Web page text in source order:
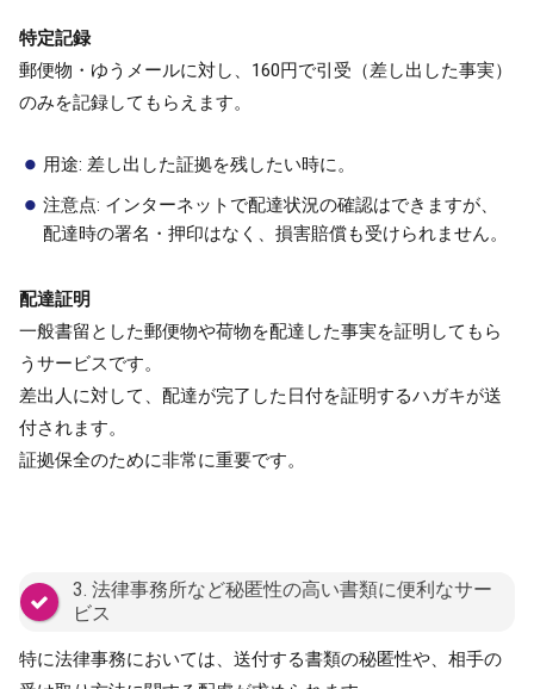
特定記録
郵便物・ゆうメールに対し、160円で引受（差し出した事実）
のみを記録してもらえます。
用途: 差し出した証拠を残したい時に。
注意点: インターネットで配達状況の確認はできますが、
配達時の署名・押印はなく、損害賠償も受けられません。
配達証明
一般書留とした郵便物や荷物を配達した事実を証明してもら
うサービスです。
差出人に対して、配達が完了した日付を証明するハガキが送
付されます。
証拠保全のために非常に重要です。
3. 法律事務所など秘匿性の高い書類に便利なサー
ビス
特に法律事務においては、送付する書類の秘匿性や、相手の